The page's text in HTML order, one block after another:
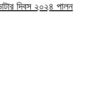
দিবস ২০২৪ পালন